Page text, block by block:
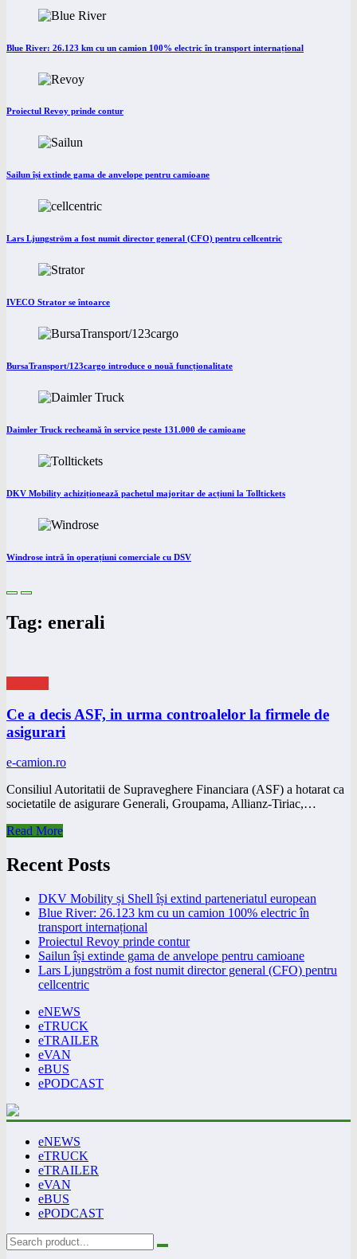
Blue River: 26.123 km cu un camion 100% electric în transport internațional
Proiectul Revoy prinde contur
Sailun își extinde gama de anvelope pentru camioane
Lars Ljungström a fost numit director general (CFO) pentru cellcentric
IVECO Strator se întoarce
BursaTransport/123cargo introduce o nouă funcționalitate
Daimler Truck recheamă în service peste 131.000 de camioane
DKV Mobility achiziționează pachetul majoritar de acțiuni la Tolltickets
Windrose intră în operațiuni comerciale cu DSV
Tag: enerali
Ce a decis ASF, in urma controalelor la firmele de
asigurari
e-camion.ro
Consiliul Autoritatii de Supraveghere Financiara (ASF) a hotarat ca
societatile de asigurare Generali, Groupama, Allianz-Tiriac,…
Read More
Recent Posts
DKV Mobility și Shell își extind parteneriatul european
Blue River: 26.123 km cu un camion 100% electric în
transport internațional
Proiectul Revoy prinde contur
Sailun își extinde gama de anvelope pentru camioane
Lars Ljungström a fost numit director general (CFO) pentru
cellcentric
eNEWS
eTRUCK
eTRAILER
eVAN
eBUS
ePODCAST
eNEWS
eTRUCK
eTRAILER
eVAN
eBUS
ePODCAST